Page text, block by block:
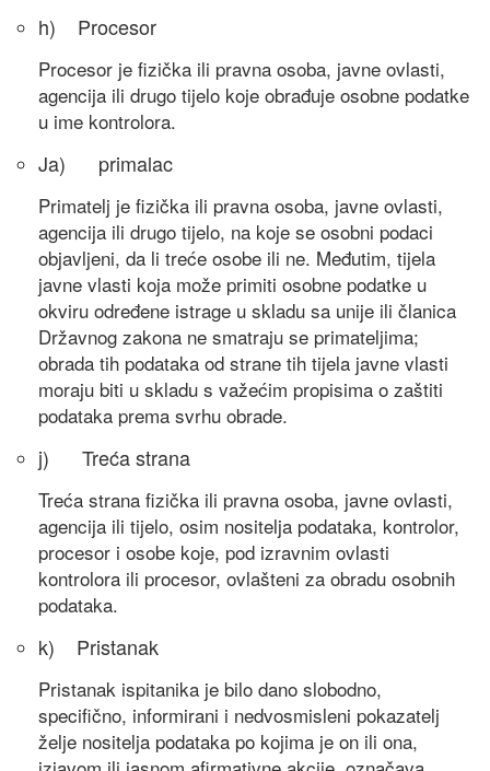
h) Procesor
Procesor je fizička ili pravna osoba, javne ovlasti,
agencija ili drugo tijelo koje obrađuje osobne podatke
u ime kontrolora.
Ja) primalac
Primatelj je fizička ili pravna osoba, javne ovlasti,
agencija ili drugo tijelo, na koje se osobni podaci
objavljeni, da li treće osobe ili ne. Međutim, tijela
javne vlasti koja može primiti osobne podatke u
okviru određene istrage u skladu sa unije ili članica
Državnog zakona ne smatraju se primateljima;
obrada tih podataka od strane tih tijela javne vlasti
moraju biti u skladu s važećim propisima o zaštiti
podataka prema svrhu obrade.
j) Treća strana
Treća strana fizička ili pravna osoba, javne ovlasti,
agencija ili tijelo, osim nositelja podataka, kontrolor,
procesor i osobe koje, pod izravnim ovlasti
kontrolora ili procesor, ovlašteni za obradu osobnih
podataka.
k) Pristanak
Pristanak ispitanika je bilo dano slobodno,
specifično, informirani i nedvosmisleni pokazatelj
želje nositelja podataka po kojima je on ili ona,